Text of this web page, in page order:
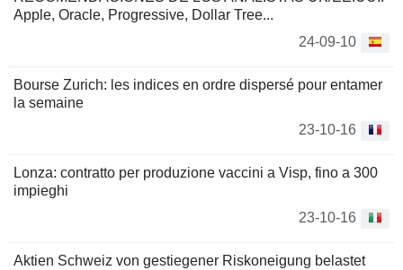
Apple, Oracle, Progressive, Dollar Tree...
24-09-10
Bourse Zurich: les indices en ordre dispersé pour entamer
la semaine
23-10-16
Lonza: contratto per produzione vaccini a Visp, fino a 300
impieghi
23-10-16
Aktien Schweiz von gestiegener Riskoneigung belastet